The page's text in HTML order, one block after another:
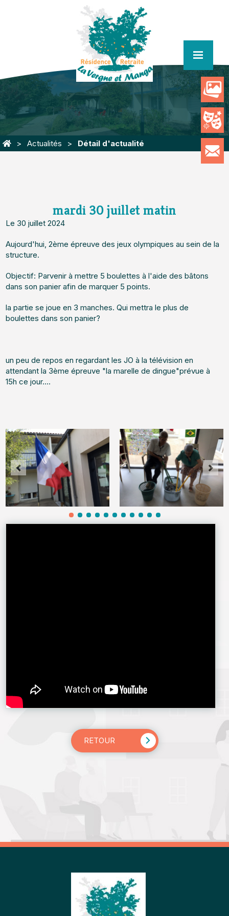
menu
Actualités Détail d'actualité
mardi 30 juillet matin
Le 30 juillet 2024
Aujourd'hui, 2ème épreuve des jeux olympiques au sein de la
structure.
Objectif: Parvenir à mettre 5 boulettes à l'aide des bâtons
dans son panier afin de marquer 5 points.
la partie se joue en 3 manches. Qui mettra le plus de
boulettes dans son panier?
un peu de repos en regardant les JO à la télévision en
attendant la 3ème épreuve "la marelle de dingue"prévue à
15h ce jour....
RETOUR